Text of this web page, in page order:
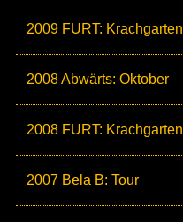
2009 FURT: Krachgarten
2008 Abwärts: Oktober
2008 FURT: Krachgarten
2007 Bela B: Tour